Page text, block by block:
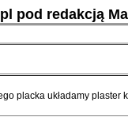
pod redakcją
placka układamy